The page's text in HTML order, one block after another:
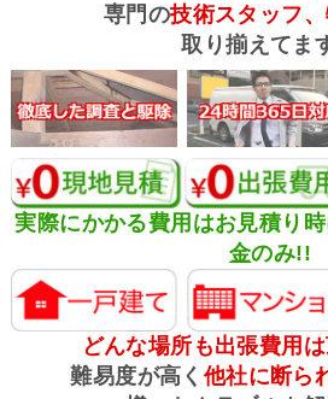
専門の技術スタッフ
取り揃えてま
実際にかかる費用はお見積り
金のみ!!
どんな場所も出張費用は
難易度が高く 他社に断ら